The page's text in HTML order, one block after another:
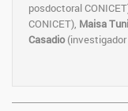
posdoctoral
CONICET), Maisa
Casadio(investigador